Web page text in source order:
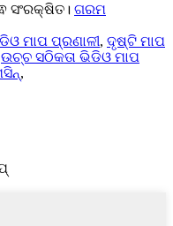
ସଂରକ୍ଷିତ। ଗରମ
ମାପ ପ୍ରଣାଳୀ, ଦୃଷ୍ଟି ମାପ
ଉଚ୍ଚ ସଠିକତା ଭିଡିଓ ମାପ
,